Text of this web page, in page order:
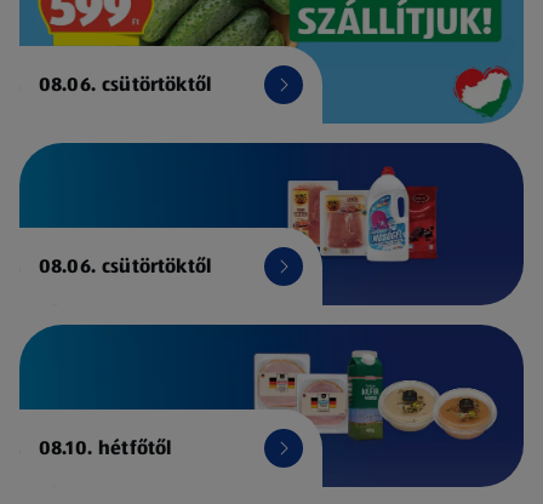
08.06. csütörtöktől
08.06. csütörtöktől
08.10. hétfőtől